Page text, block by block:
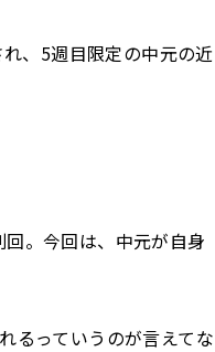
、5週目限定の中元の近
。今回は、中元が自身
るっていうのが言えてな